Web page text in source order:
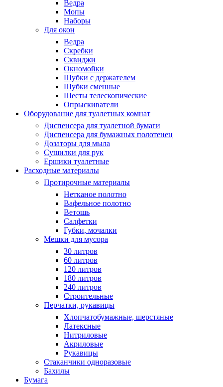
Ведра
Мопы
Наборы
Для окон
Ведра
Скребки
Сквиджи
Окномойки
Шубки с держателем
Шубки сменные
Шесты телескопические
Опрыскиватели
Оборудование для туалетных комнат
Диспенсера для туалетной бумаги
Диспенсера для бумажных полотенец
Дозаторы для мыла
Сушилки для рук
Ершики туалетные
Расходные материалы
Протирочные материалы
Нетканое полотно
Вафельное полотно
Ветошь
Салфетки
Губки, мочалки
Мешки для мусора
30 литров
60 литров
120 литров
180 литров
240 литров
Строительные
Перчатки, рукавицы
Хлопчатобумажные, шерстяные
Латексные
Нитриловые
Акриловые
Рукавицы
Стаканчики одноразовые
Бахилы
Бумага